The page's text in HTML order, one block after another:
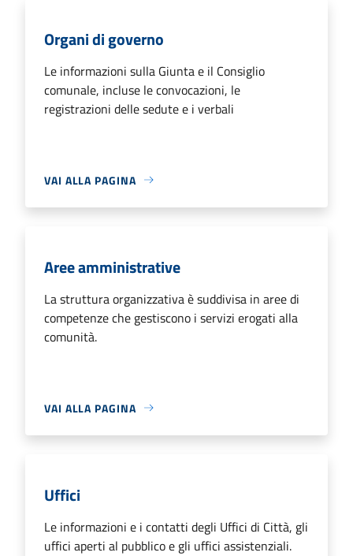
Organi di governo
Le informazioni sulla Giunta e il Consiglio
comunale, incluse le convocazioni, le
registrazioni delle sedute e i verbali
VAI ALLA PAGINA
Aree amministrative
La struttura organizzativa è suddivisa in aree di
competenze che gestiscono i servizi erogati alla
comunità.
VAI ALLA PAGINA
Uffici
Le informazioni e i contatti degli Uffici di Città, gli
uffici aperti al pubblico e gli uffici assistenziali.